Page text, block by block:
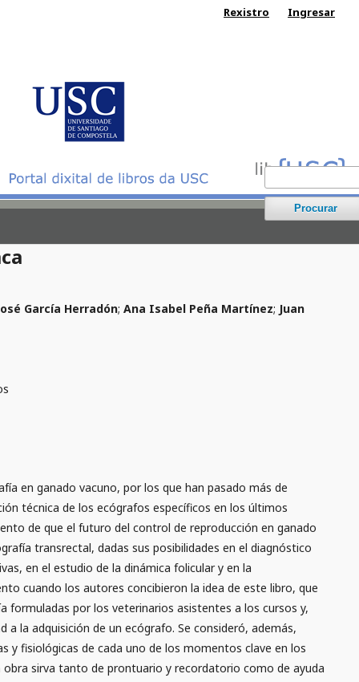
Procurar
Rexistro Ingresar
García Herradón; Ana Isabel Peña Martínez; Juan
en ganado vacuno, por los que han pasado más de
técnica de los ecógrafos específicos en los últimos
de que el futuro del control de reproducción en ganado
transrectal, dadas sus posibilidades en el diagnóstico
en el estudio de la dinámica folicular y en la
cuando los autores concibieron la idea de este libro, que
formuladas por los veterinarios asistentes a los cursos y,
la adquisición de un ecógrafo. Se consideró, además,
y fisiológicas de cada uno de los momentos clave en los
sirva tanto de prontuario y recordatorio como de ayuda